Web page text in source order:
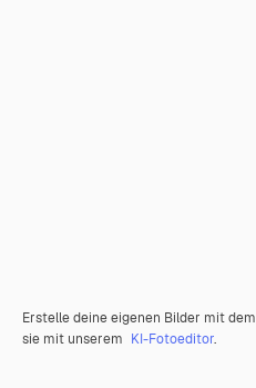
Erstelle deine eigenen Bilder mit dem
sie mit unserem KI-Fotoeditor.